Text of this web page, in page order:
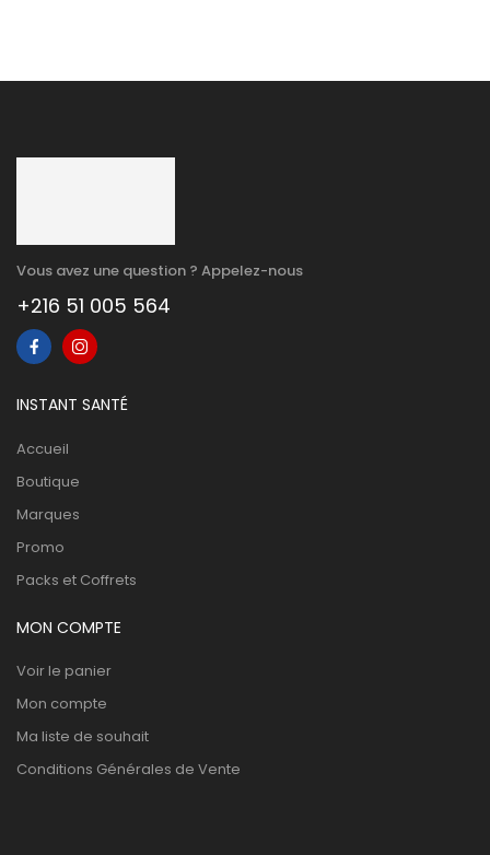
Vous avez une question ? Appelez-nous
+216 51 005 564
INSTANT SANTÉ
Accueil
Boutique
Marques
Promo
Packs et Coffrets
MON COMPTE
Voir le panier
Mon compte
Ma liste de souhait
Conditions Générales de Vente